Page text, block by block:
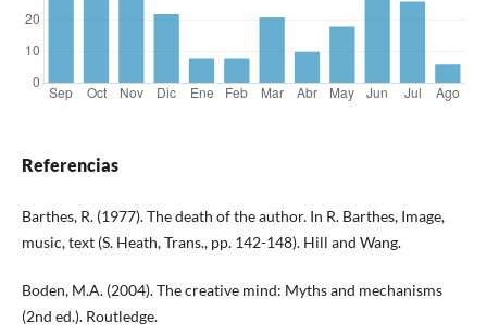
Referencias
Barthes, R. (1977). The death of the author. In R. Barthes, Image,
music, text (S. Heath, Trans., pp. 142-148). Hill and Wang.
Boden, M.A. (2004). The creative mind: Myths and mechanisms
(2nd ed.). Routledge.